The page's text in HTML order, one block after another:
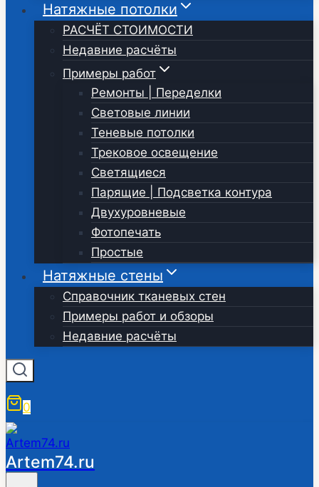
Натяжные потолки
РАСЧЁТ СТОИМОСТИ
Недавние расчёты
Примеры работ
Ремонты | Переделки
Световые линии
Теневые потолки
Трековое освещение
Светящиеся
Парящие | Подсветка контура
Двухуровневые
Фотопечать
Простые
Натяжные стены
Справочник тканевых стен
Примеры работ и обзоры
Недавние расчёты
0
Artem74.ru